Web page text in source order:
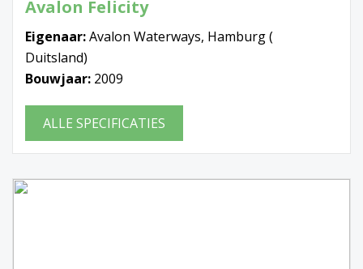
Avalon Felicity
Eigenaar:Avalon Waterways, Hamburg (
Duitsland)
Bouwjaar: 2009
ALLE SPECIFICATIES